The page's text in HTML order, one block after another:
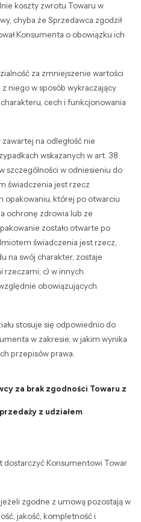
koszty zwrotu Towaru w
chyba że Sprzedawca zgodził
Konsumenta o obowiązku ich
za zmniejszenie wartości
niego w sposób wykraczający
cech i funkcjonowania
na odległość nie
wskazanych w art. 38
szczególności w odniesieniu do
świadczenia jest rzecz
opakowaniu, której po otwarciu
ochronę zdrowia lub ze
zostało otwarte po
świadczenia jest rzecz,
na swój charakter, zostaje
rzeczami; c) w innych
obowiązujących
stosuje się odpowiednio do
w zakresie, w jakim wynika
przepisów prawa.
za brak zgodności Towaru z
z udziałem
Konsumentowi Towar
zgodne z umową pozostają w
jakość, kompletność i